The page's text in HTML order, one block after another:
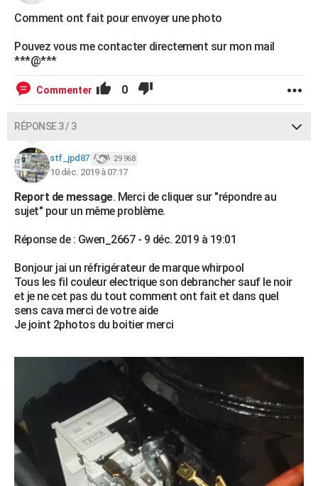
Comment ont fait pour envoyer une photo
Pouvez vous me contacter directement sur mon mail
***@***
Commenter 0
RÉPONSE 3 / 3
stf_jpd87 29 968
10 déc. 2019 à 07:17
Report de message. Merci de cliquer sur "répondre au
sujet" pour un même problème.
Réponse de : Gwen_2667 - 9 déc. 2019 à 19:01
Bonjour jai un réfrigérateur de marque whirpool
Tous les fil couleur electrique son debrancher sauf le noir
et je ne cet pas du tout comment ont fait et dans quel
sens cava merci de votre aide
Je joint 2photos du boitier merci